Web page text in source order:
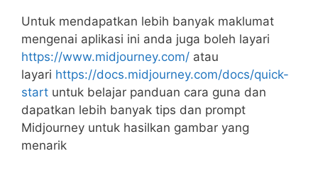
Untuk mendapatkan lebih banyak maklumat
mengenai aplikasi ini anda juga boleh layari
https://www.midjourney.com/ atau
layari https://docs.midjourney.com/docs/quick-
start untuk belajar panduan cara guna dan
dapatkan lebih banyak tips dan prompt
Midjourney untuk hasilkan gambar yang
menarik